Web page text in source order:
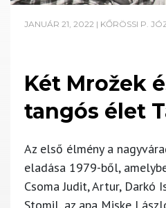
JANUÁR 21, 2022 | KŐRÖSSI P.
Két Mrožek
tangós élet
Az első élmény a
eladása 1979-ből,
Csoma Judit, Artur,